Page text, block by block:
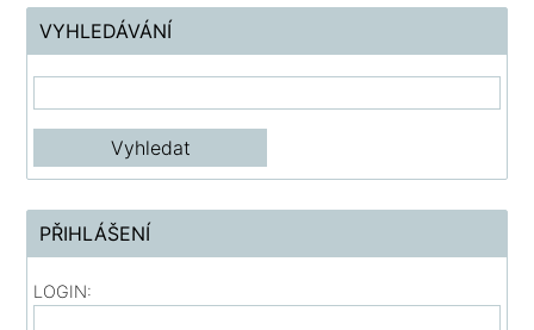
VYHLEDÁVÁNÍ
PŘIHLÁŠENÍ
LOGIN: